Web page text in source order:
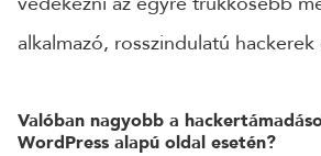
alkalmazó, rosszindulatú hackerek
Valóban nagyobb a
WordPress alapú oldal esetén?